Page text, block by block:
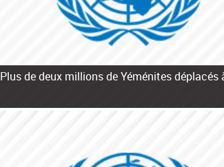
Plus de deux millions de Yéménites